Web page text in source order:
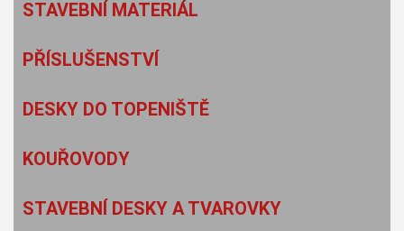
STAVEBNÍ MATERIÁL
PŘÍSLUŠENSTVÍ
DESKY DO TOPENIŠTĚ
KOUŘOVODY
STAVEBNÍ DESKY A TVAROVKY